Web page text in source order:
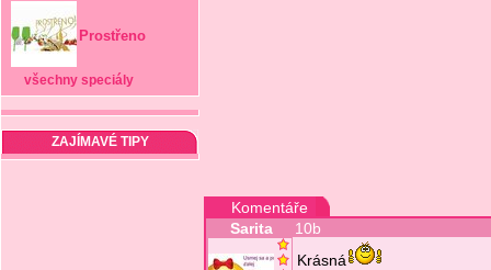
Prostřeno
všechny speciály
ZAJÍMAVÉ TIPY
Komentáře
Sarita
10b
Krásná